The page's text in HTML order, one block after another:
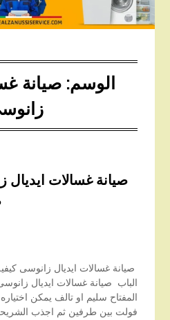
الوسم: صيانة
صيانة غسالات ايديال
صيانة غسالات ايديال زانوسى
الباب صيانة غسالات ايديال
فولت بين طرفين ثم اجذب الشريحة